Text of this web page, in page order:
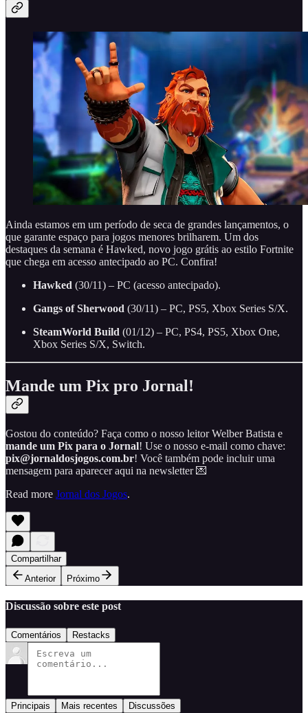
Ainda estamos em um período de seca de grandes lançamentos, o
que garante espaço para jogos menores brilharem. Um dos
destaques da semana é Hawked, novo jogo grátis ao estilo Fortnite
que chega em acesso antecipado ao PC. Confira!
Hawked (30/11) – PC (acesso antecipado).
Gangs of Sherwood (30/11) – PC, PS5, Xbox Series S/X.
SteamWorld Build (01/12) – PC, PS4, PS5, Xbox One,
Xbox Series S/X, Switch.
Mande um Pix pro Jornal!
Gostou do conteúdo? Faça como o nosso leitor Welber Batista e
mande um Pix para o Jornal! Use o nosso e-mail como chave:
pix@jornaldosjogos.com.br! Você também pode incluir uma
mensagem para aparecer aqui na newsletter 💌
Read more Jornal dos Jogos.
Compartilhar
Anterior
Próximo
Discussão sobre este post
Comentários Restacks
Principais Mais recentes Discussões